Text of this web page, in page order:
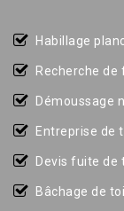
Habillage
Recherche
Démoussage
Entreprise de
Devis fuite de
Bâchage de